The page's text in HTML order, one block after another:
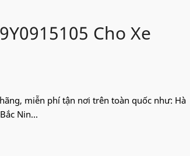
Cho Xe
miễn phí tận nơi trên toàn quốc như: Hà
Nin...